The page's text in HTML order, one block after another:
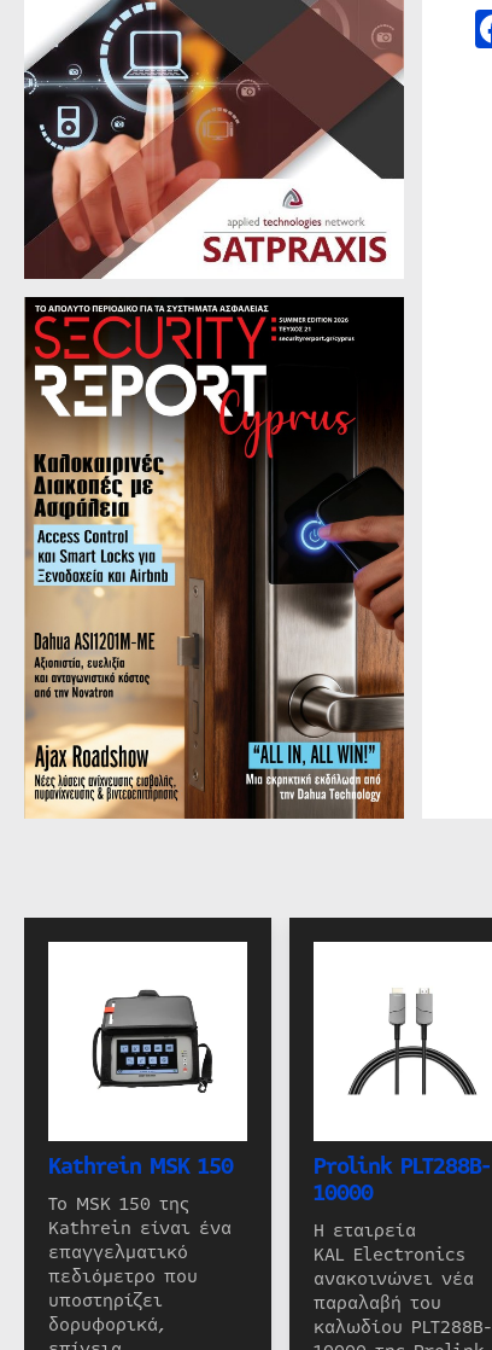
Kathrein MSK 150
Το MSK 150 της
Kathrein είναι ένα
επαγγελματικό
πεδιόμετρο που
υποστηρίζει
δορυφορικά,
Prolink PLT288B-
10000
Η εταιρεία
KAL Electronics
ανακοινώνει νέα
παραλαβή του
καλωδίου PLT288B-